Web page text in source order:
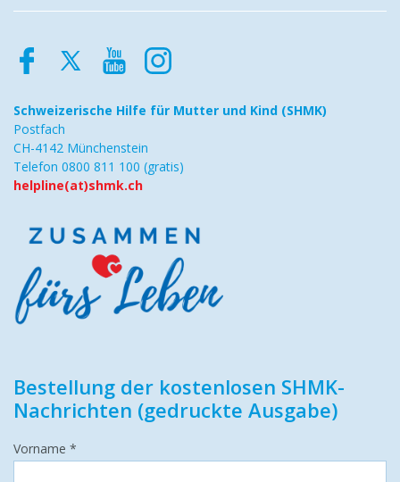
Schweizerische Hilfe für Mutter und Kind (SHMK)
Postfach
CH-4142 Münchenstein
Telefon 0800 811 100 (gratis)
helpline(at)shmk.ch
Bestellung der kostenlosen SHMK-
Nachrichten (gedruckte Ausgabe)
Vorname *